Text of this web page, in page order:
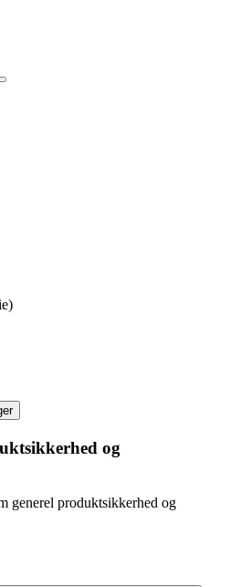
og
generel produktsikkerhed og